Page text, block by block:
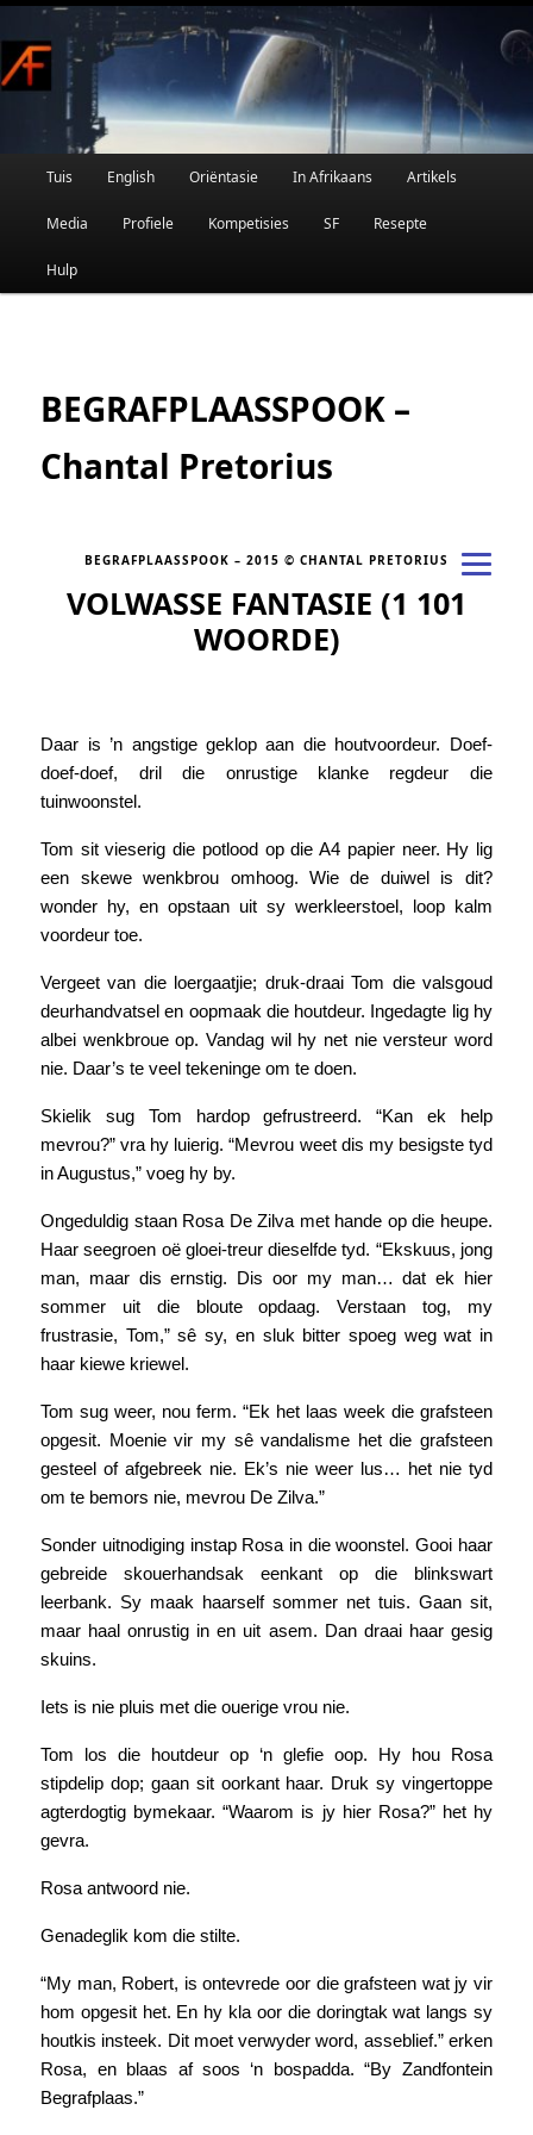
Skip
to
primary
content
Afrikaanse Wetenskapfiksie en Fantasie
Main
Tuis English Oriëntasie In Afrikaans Artikels
Media Profiele Kompetisies SF Resepte
Hulp
BEGRAFPLAASSPOOK –
Chantal Pretorius
BEGRAFPLAASSPOOK – 2015 © CHANTAL PRETORIUS
VOLWASSE FANTASIE (1 101
WOORDE)
Daar is ’n angstige geklop aan die houtvoordeur. Doef-
doef-doef, dril die onrustige klanke regdeur die
tuinwoonstel.
Tom sit vieserig die potlood op die A4 papier neer. Hy lig
een skewe wenkbrou omhoog. Wie de duiwel is dit?
wonder hy, en opstaan uit sy werkleerstoel, loop kalm
voordeur toe.
Vergeet van die loergaatjie; druk-draai Tom die valsgoud
deurhandvatsel en oopmaak die houtdeur. Ingedagte lig hy
albei wenkbroue op. Vandag wil hy net nie versteur word
nie. Daar’s te veel tekeninge om te doen.
Skielik sug Tom hardop gefrustreerd. “Kan ek help
mevrou?” vra hy luierig. “Mevrou weet dis my besigste tyd
in Augustus,” voeg hy by.
Ongeduldig staan Rosa De Zilva met hande op die heupe.
Haar seegroen oë gloei-treur dieselfde tyd. “Ekskuus, jong
man, maar dis ernstig. Dis oor my man… dat ek hier
sommer uit die bloute opdaag. Verstaan tog, my
frustrasie, Tom,” sê sy, en sluk bitter spoeg weg wat in
haar kiewe kriewel.
Tom sug weer, nou ferm. “Ek het laas week die grafsteen
opgesit. Moenie vir my sê vandalisme het die grafsteen
gesteel of afgebreek nie. Ek’s nie weer lus… het nie tyd
om te bemors nie, mevrou De Zilva.”
Sonder uitnodiging instap Rosa in die woonstel. Gooi haar
gebreide skouerhandsak eenkant op die blinkswart
leerbank. Sy maak haarself sommer net tuis. Gaan sit,
maar haal onrustig in en uit asem. Dan draai haar gesig
skuins.
Iets is nie pluis met die ouerige vrou nie.
Tom los die houtdeur op ‘n glefie oop. Hy hou Rosa
stipdelip dop; gaan sit oorkant haar. Druk sy vingertoppe
agterdogtig bymekaar. “Waarom is jy hier Rosa?” het hy
gevra.
Rosa antwoord nie.
Genadeglik kom die stilte.
“My man, Robert, is ontevrede oor die grafsteen wat jy vir
hom opgesit het. En hy kla oor die doringtak wat langs sy
houtkis insteek. Dit moet verwyder word, asseblief.” erken
Rosa, en blaas af soos ‘n bospadda. “By Zandfontein
Begrafplaas.”